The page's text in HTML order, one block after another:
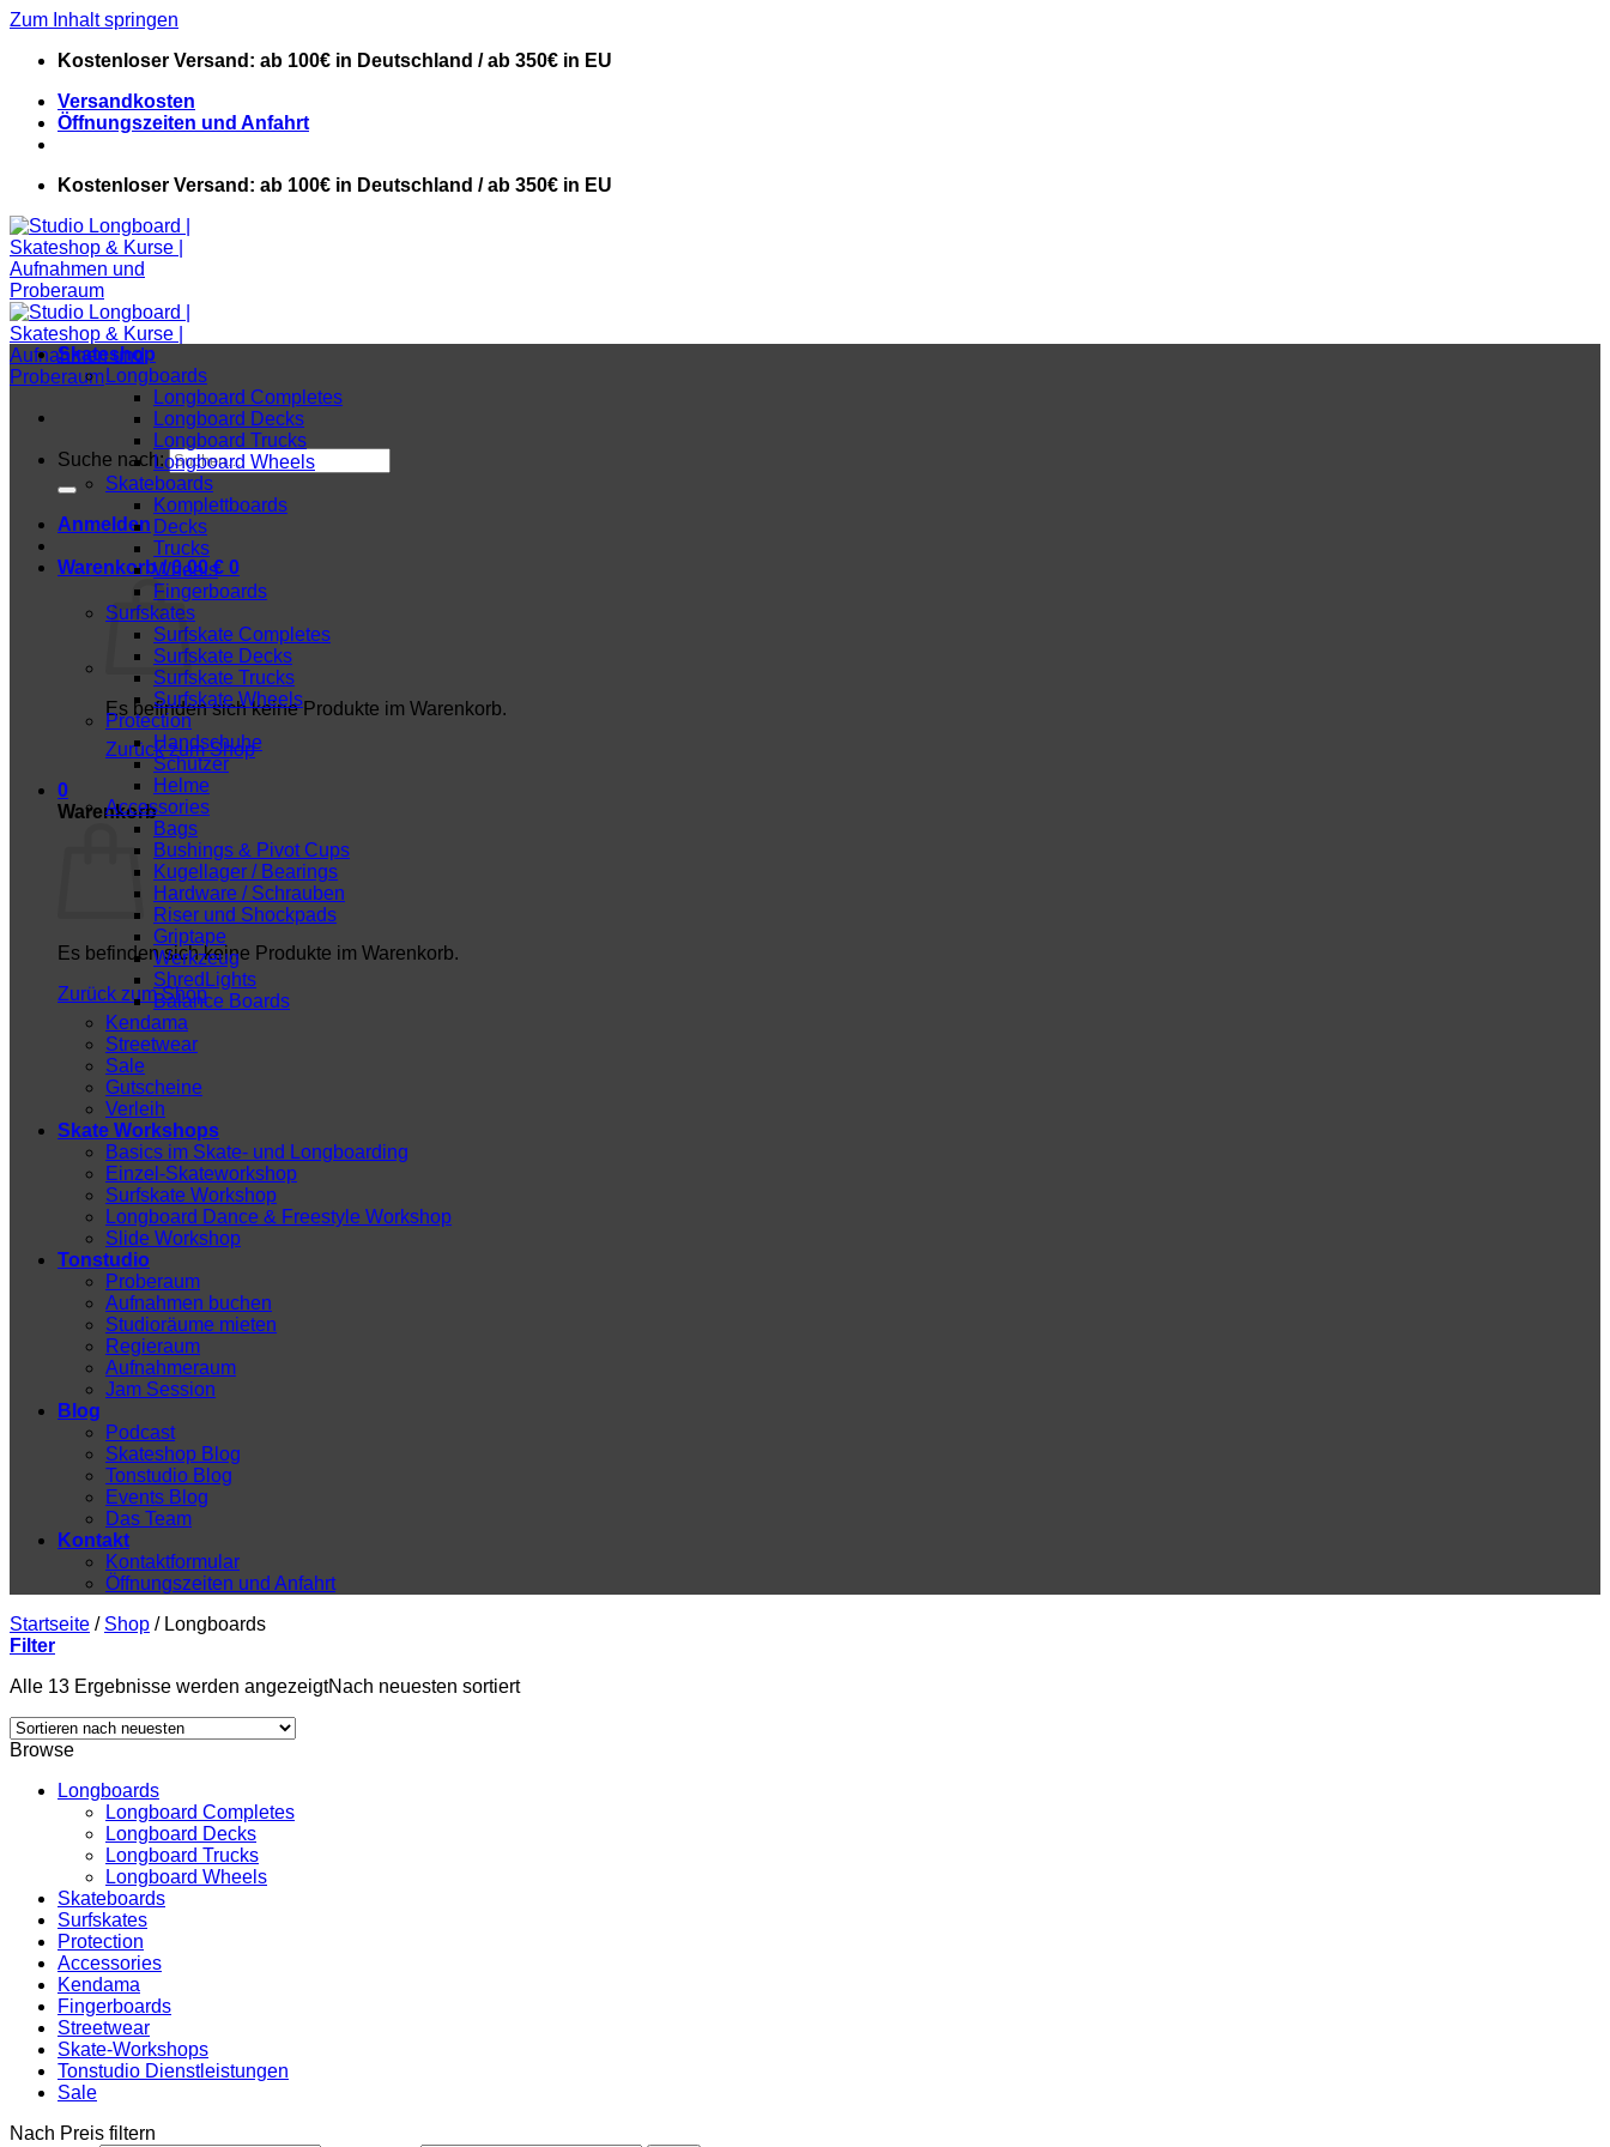
Zum Inhalt springen
Kostenloser Versand: ab 100€ in Deutschland / ab 350€ in EU
Versandkosten
Öffnungszeiten und Anfahrt
Kostenloser Versand: ab 100€ in Deutschland / ab 350€ in EU
Suche nach:
Anmelden
Warenkorb /0,00€ 0
Es befinden sich keine Produkte im Warenkorb.
Zurück zum Shop
0
Warenkorb
Es befinden sich keine Produkte im Warenkorb.
Zurück zum Shop
Skateshop
Longboards
Longboard Completes
Longboard Decks
Longboard Trucks
Longboard Wheels
Skateboards
Komplettboards
Decks
Trucks
Wheels
Fingerboards
Surfskates
Surfskate Completes
Surfskate Decks
Surfskate Trucks
Surfskate Wheels
Protection
Handschuhe
Schützer
Helme
Accessories
Bags
Bushings & Pivot Cups
Kugellager / Bearings
Hardware / Schrauben
Riser und Shockpads
Griptape
Werkzeug
ShredLights
Balance Boards
Kendama
Streetwear
Sale
Gutscheine
Verleih
Skate Workshops
Basics im Skate- und Longboarding
Einzel-Skateworkshop
Surfskate Workshop
Longboard Dance & Freestyle Workshop
Slide Workshop
Tonstudio
Proberaum
Aufnahmen buchen
Studioräume mieten
Regieraum
Aufnahmeraum
Jam Session
Blog
Podcast
Skateshop Blog
Tonstudio Blog
Events Blog
Das Team
Kontakt
Kontaktformular
Öffnungszeiten und Anfahrt
Startseite / Shop /Longboards
Filter
Alle 13 Ergebnisse werden angezeigtNach neuesten sortiert
Browse
Longboards
Longboard Completes
Longboard Decks
Longboard Trucks
Longboard Wheels
Skateboards
Surfskates
Protection
Accessories
Kendama
Fingerboards
Streetwear
Skate-Workshops
Tonstudio Dienstleistungen
Sale
Nach Preis filtern